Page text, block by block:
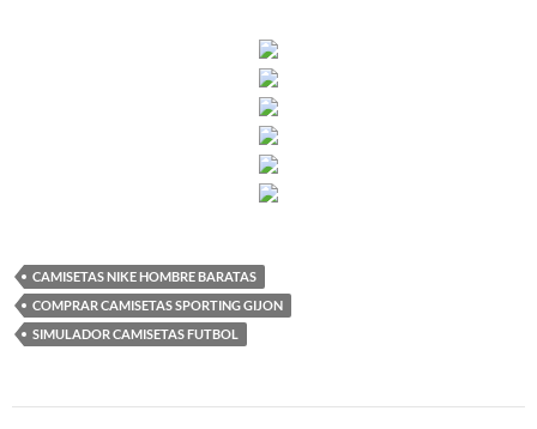
CAMISETAS NIKE HOMBRE BARATAS
COMPRAR CAMISETAS SPORTING GIJON
SIMULADOR CAMISETAS FUTBOL